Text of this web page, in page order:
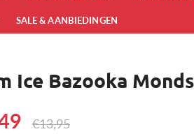
SALE & AANBIEDINGEN
Ice Bazooka
€13,95